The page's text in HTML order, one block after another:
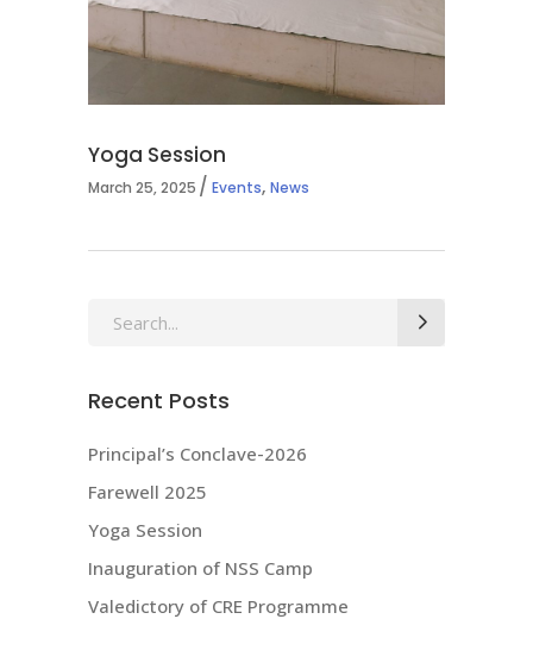
Yoga Session
March 25, 2025 Events, News
Search
Recent Posts
Principal’s Conclave-2026
Farewell 2025
Yoga Session
Inauguration of NSS Camp
Valedictory of CRE Programme